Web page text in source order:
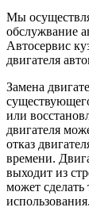
Мы
обслужвание
Автосервис
двигателя
Замена
или
двигателя
отказ
времени.
выходит из
может